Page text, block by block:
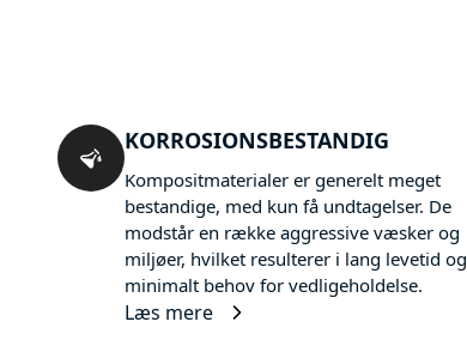
KORROSIONSBESTANDIG
Kompositmaterialer er generelt meget
bestandige, med kun få undtagelser. De
modstår en række aggressive væsker og
miljøer, hvilket resulterer i lang levetid og
minimalt behov for vedligeholdelse.
Læs mere